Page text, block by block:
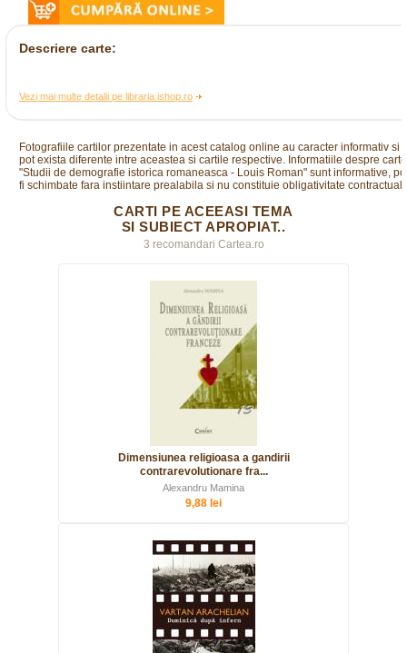
Descriere carte:
Vezi mai multe detalii pe libraria ishop.ro
Fotografiile cartilor prezentate in acest catalog online au caracter informativ si
pot exista diferente intre aceastea si cartile respective. Informatiile despre
"Studii de demografie istorica romaneasca - Louis Roman" sunt informative,
fi schimbate fara instiintare prealabila si nu constituie obligativitate
CARTI PE ACEEASI TEMA
SI SUBIECT APROPIAT..
3 recomandari Cartea.ro
Dimensiunea religioasa a gandirii
contrarevolutionare fra...
Alexandru Mamina
9,88 lei